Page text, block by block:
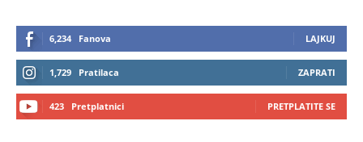
6,234 Fanova LAJKUJ
1,729 Pratilaca ZAPRATI
423 Pretplatnici PRETPLATITE SE